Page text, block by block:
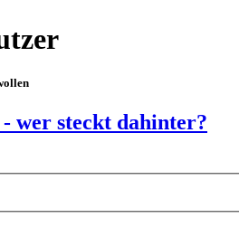
wer steckt dahinter?